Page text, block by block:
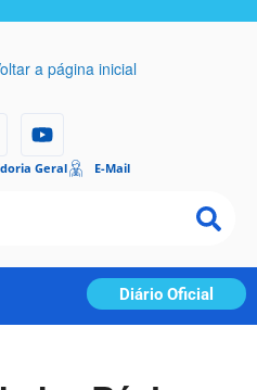
Geral E-Mail
Diário Oficial